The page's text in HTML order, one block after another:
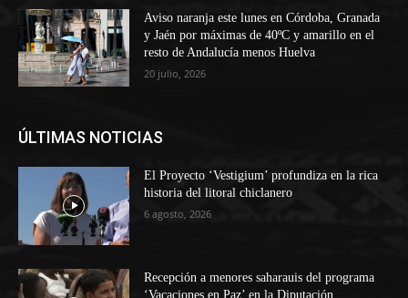
Aviso naranja este lunes en Córdoba, Granada
y Jaén por máximas de 40ºC y amarillo en el
resto de Andalucía menos Huelva
20 julio, 2026
ÚLTIMAS NOTICIAS
El Proyecto ‘Vestigium’ profundiza en la rica
historia del litoral chiclanero
6 agosto, 2026
Recepción a menores saharauis del programa
‘Vacaciones en Paz’ en la Diputación